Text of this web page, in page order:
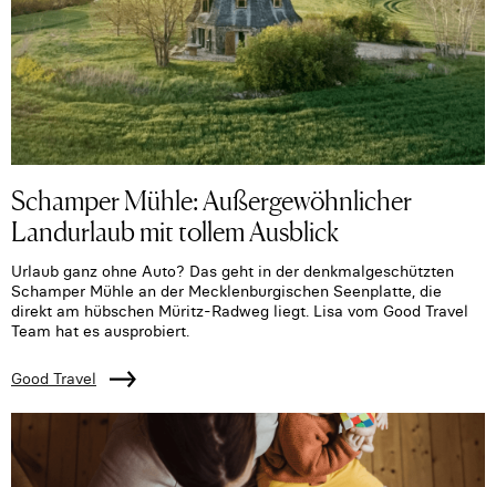
Schamper Mühle: Außergewöhnlicher
Landurlaub mit tollem Ausblick
Urlaub ganz ohne Auto? Das geht in der denkmalgeschützten
Schamper Mühle an der Mecklenburgischen Seenplatte, die
direkt am hübschen Müritz-Radweg liegt. Lisa vom Good Travel
Team hat es ausprobiert.
Good Travel